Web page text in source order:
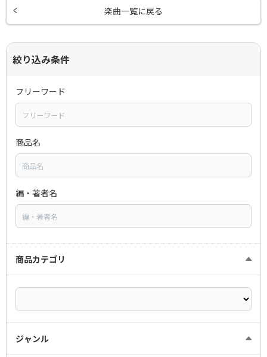
楽曲一覧に戻る
絞り込み条件
フリーワード
商品名
編・著者名
商品カテゴリ
ジャンル